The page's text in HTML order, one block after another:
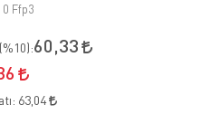
Ffp3
%10):60,33
63,04